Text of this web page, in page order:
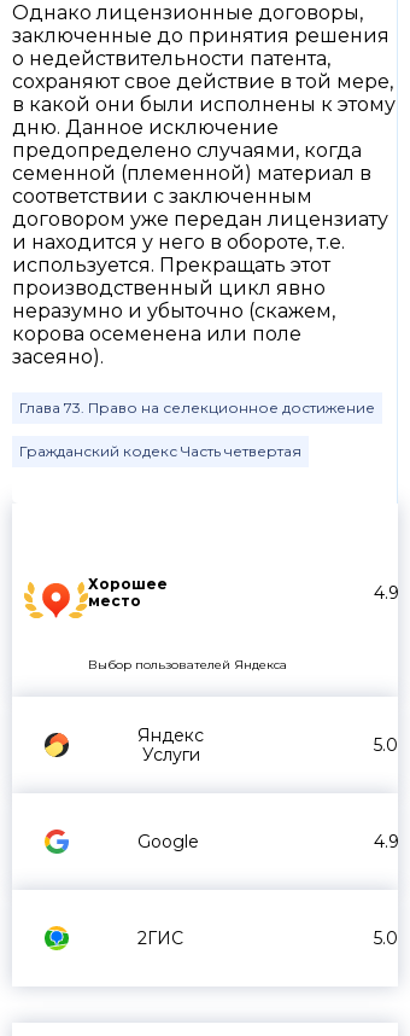
Хорошее
место
4.9
Выбор пользователей Яндекса
Яндекс
Услуги
5.0
Google 4.9
2ГИС 5.0
Однако лицензионные договоры,
заключенные до принятия решения
о недействительности патента,
сохраняют свое действие в той мере,
в какой они были исполнены к этому
дню. Данное исключение
предопределено случаями, когда
семенной (племенной) материал в
соответствии с заключенным
договором уже передан лицензиату
и находится у него в обороте, т.е.
используется. Прекращать этот
производственный цикл явно
неразумно и убыточно (скажем,
корова осеменена или поле
засеяно).
Глава 73. Право на селекционное достижение
Гражданский кодекс Часть четвертая